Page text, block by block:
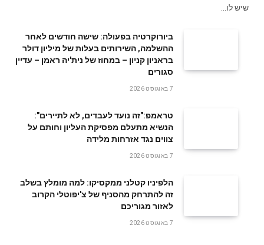
שיש לו…
ביורוקרטיה בפעולה: שישה חודשים לאחר
ההשלמה, השירותים בעלות של מיליון דולר
בראניון קניון – במחוז של נית'יה ראמן – עדיין
סגורים
7 באוגוסט 2026
טראמפ:"זה נועד לעבדים, לא לתיירים":
הנשיא מתעלם מפסיקת העליון וחותם על
צווים נגד אזרחות מלידה
7 באוגוסט 2026
הלפיניו קטלני ממקסיקו: למה מומלץ בשלב
זה להתרחק מהסניף של צ'יפוטלי הקרוב
לאזור מגוריכם
7 באוגוסט 2026